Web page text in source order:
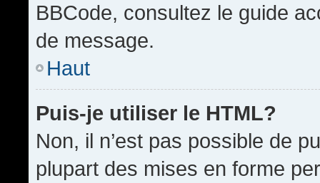
BBCode, consultez le guide
de message.
Haut
Puis-je utiliser le HTML?
Non, il n’est pas possible de
plupart des mises en forme